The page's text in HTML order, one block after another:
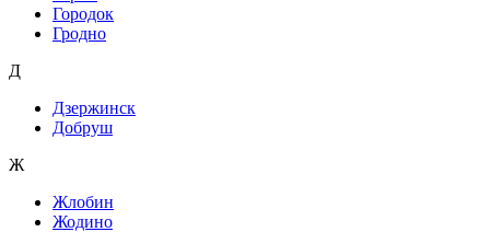
Городок
Гродно
Д
Дзержинск
Добруш
Ж
Жлобин
Жодино